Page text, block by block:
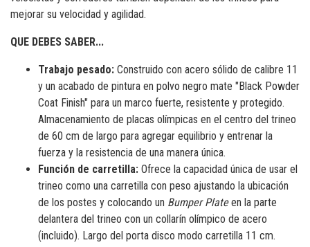
mejorar su velocidad y agilidad.
QUE DEBES SABER...
Trabajo pesado: Construido con acero sólido de calibre 11
y un acabado de pintura en polvo negro mate "Black Powder
Coat Finish" para un marco fuerte, resistente y protegido.
Almacenamiento de placas olímpicas en el centro del trineo
de 60 cm de largo para agregar equilibrio y entrenar la
fuerza y ​​la resistencia de una manera única.
Función de carretilla: Ofrece la capacidad única de usar el
trineo como una carretilla con peso ajustando la ubicación
de los postes y colocando un Bumper Plateen la parte
delantera del trineo con un collarín olímpico de acero
(incluido). Largo del porta disco modo carretilla 11 cm.